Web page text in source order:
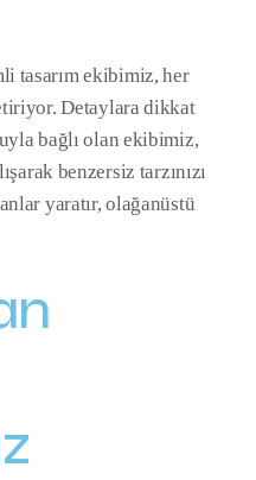
tasarım ekibimiz, her
Detaylara dikkat
bağlı olan ekibimiz,
benzersiz tarzınızı
yaratır, olağanüstü